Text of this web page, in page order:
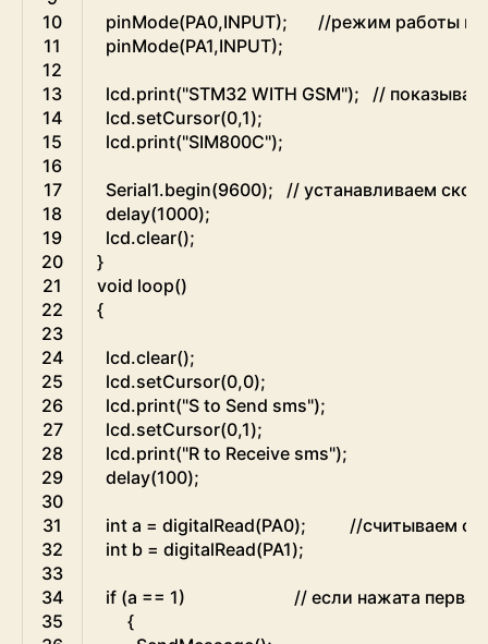
10
11
12
13
14
15
16
17
18
19
20
21
22
23
24
25
26
27
28
29
30
31
32
33
34
35
pinMode(PA0,INPUT);
//режим работы
pinMode(PA1,INPUT);
lcd.print("STM32 WITH GSM");
//
lcd.setCursor(0,1);
lcd.print("SIM800C");
Serial1.begin(9600);
// устанавливаем
delay(1000);
lcd.clear();
}
void loop()
{
lcd.clear();
lcd.setCursor(0,0);
lcd.print("S to Send sms");
lcd.setCursor(0,1);
lcd.print("R to Receive sms");
delay(100);
int a = digitalRead(PA0);
//считываем
int b = digitalRead(PA1);
if (a == 1)
// если нажата первая
{